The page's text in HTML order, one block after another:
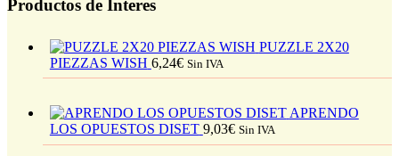
Productos de Interes
PUZZLE 2X20
PIEZZAS WISH 6,24€ Sin IVA
APRENDO
LOS OPUESTOS DISET 9,03€ Sin IVA